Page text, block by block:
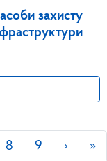
захисту
8 9 › »